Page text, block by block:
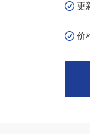
更
价